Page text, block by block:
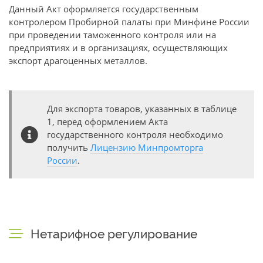
Данный Акт оформляется государственным
контролером Пробирной палаты при Минфине России
при проведении таможенного контроля или на
предприятиях и в организациях, осуществляющих
экспорт драгоценных металлов.
Для экспорта товаров, указанных в таблице
1, перед оформлением Акта
государственного контроля необходимо
получить Лицензию Минпромторга
России.
Нетарифное регулирование